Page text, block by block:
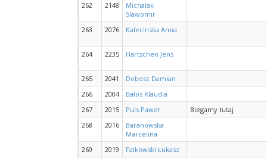
262 2148
Michalak
Slawomir
263
2076 Kalecinska Anna
264 2235 Hartschen Jens
265 2041
Dobosz Damian
266
2004
Bałos Klaudia
267
2015 Puls Paweł
Biegamy tutaj
268
2016
Baranowska
Marcelina
269
2019
Falkowski Łukasz